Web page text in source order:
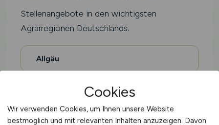
Stellenangebote in den wichtigsten
Agrarregionen Deutschlands.
Allgäu
Schwarzwald
Bodensee
Cookies
Wir verwenden Cookies, um Ihnen unsere Website
bestmöglich und mit relevanten Inhalten anzuzeigen. Davon